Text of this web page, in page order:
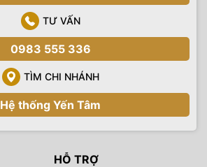
TƯ VẤN
0983 555 336
TÌM CHI NHÁNH
Hệ thống Yến Tâm
HỖ TRỢ